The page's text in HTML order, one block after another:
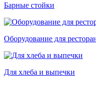
Барные стойки
Оборудование для
Для хлеба и выпечки